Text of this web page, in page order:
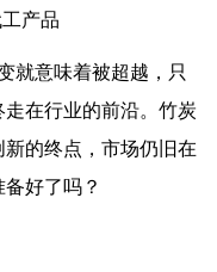
产品
就意味着被超越，只
在行业的前沿。竹炭
的终点，市场仍旧在
好了吗？